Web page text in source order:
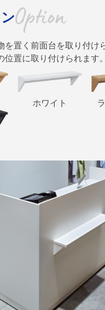
を置く前面台を取り付け
位置に取り付けられます。
ホワイト